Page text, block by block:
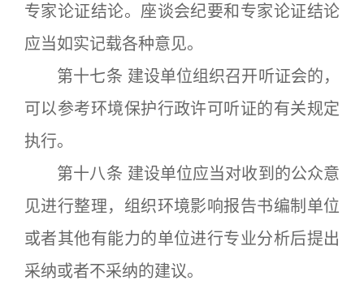
专家论证结论。座谈会纪要和专家论证结论
应当如实记载各种意见。
第十七条 建设单位组织召开听证会的，
可以参考环境保护行政许可听证的有关规定
执行。
第十八条 建设单位应当对收到的公众意
见进行整理，组织环境影响报告书编制单位
或者其他有能力的单位进行专业分析后提出
采纳或者不采纳的建议。